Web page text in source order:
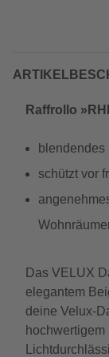
Raffrollo
blendendes
schützt vor
Das VELUX
elegantem
deine Velux-